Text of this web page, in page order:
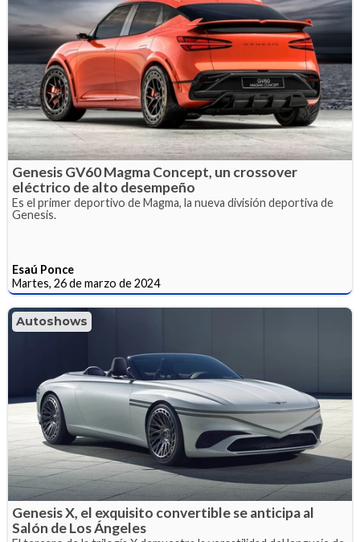
Genesis GV60 Magma Concept, un crossover
eléctrico de alto desempeño
Es el primer deportivo de Magma, la nueva división deportiva de
Genesis.
Esaú Ponce
Martes, 26 de marzo de 2024
Autoshows
Genesis X, el exquisito convertible se anticipa al
Salón de Los Ángeles